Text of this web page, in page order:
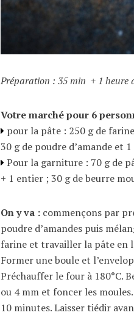
Préparation : 35 min + 1 heure
Votre marché pour 6
pour la pâte : 250 g de
30 g de poudre d’amande et
Pour la garniture : 70 g de
+ 1 entier ; 30 g de beurre
On y va : commençons par
poudre d’amandes puis
farine et travailler la pâte en
Former une boule et
Préchauffer le four à 180°C.
ou 4 mm et foncer les
10 minutes. Laisser tiédir